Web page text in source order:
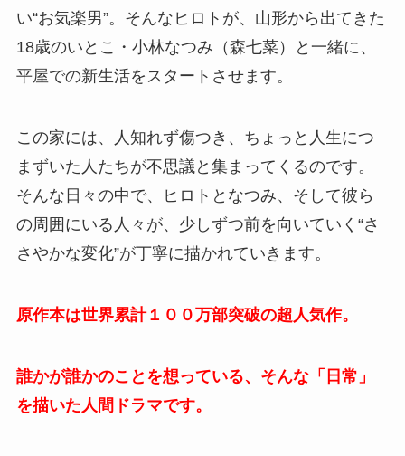
い“お気楽男”。そんなヒロトが、山形から出てきた
18歳のいとこ・小林なつみ（森七菜）と一緒に、
平屋での新生活をスタートさせます。
この家には、人知れず傷つき、ちょっと人生につ
まずいた人たちが不思議と集まってくるのです。
そんな日々の中で、ヒロトとなつみ、そして彼ら
の周囲にいる人々が、少しずつ前を向いていく“さ
さやかな変化”が丁寧に描かれていきます。
原作本は世界累計１００万部突破の超人気作。
誰かが誰かのことを想っている、そんな「日常」
を描いた人間ドラマです。